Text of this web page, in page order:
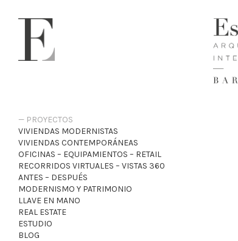
PROYECTOS
VIVIENDAS MODERNISTAS
VIVIENDAS CONTEMPORÁNEAS
OFICINAS – EQUIPAMIENTOS – RETAIL
RECORRIDOS VIRTUALES – VISTAS 360
ANTES – DESPUÉS
MODERNISMO Y PATRIMONIO
LLAVE EN MANO
REAL ESTATE
ESTUDIO
BLOG